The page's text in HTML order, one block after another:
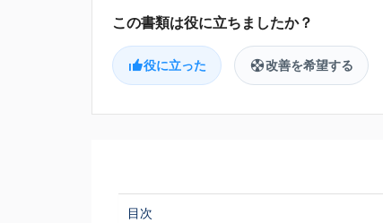
役に立った 改善を希望する
目次